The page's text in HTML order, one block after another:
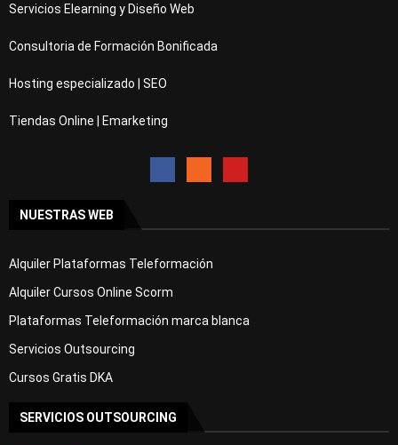
Servicios Elearning y Diseño Web
Consultoria de Formación Bonificada
Hosting especializado | SEO
Tiendas Online | Emarketing
NUESTRAS WEB
Alquiler Plataformas Teleformación
Alquiler Cursos Online Scorm
Plataformas Teleformación marca blanca
Servicios Outsourcing
Cursos Gratis DKA
SERVICIOS OUTSOURCING